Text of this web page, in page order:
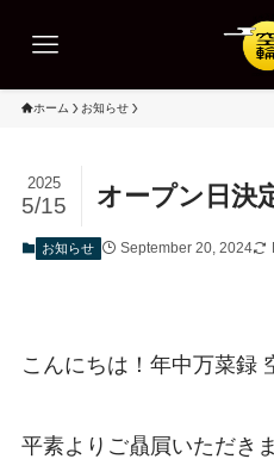
ホーム お知らせ
オープン日決
2025
5/15
お知らせ September 20, 2024
こんにちは！年中万菜録
平素よりご贔屓いただき